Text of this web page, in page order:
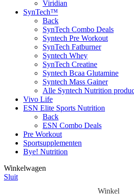
Viridian
SynTech™
Back
SynTech Combo Deals
Syntech Pre Workout
SynTech Fatburner
Syntech Whey
SynTech Creatine
Syntech Bcaa Glutamine
Syntech Mass Gainer
Alle Syntech Nutrition
Vivo Life
ESN Elite Sports Nutrition
Back
ESN Combo Deals
Pre Workout
Sportsupplementen
Bye! Nutrition
Winkelwagen
Sluit
Winkel